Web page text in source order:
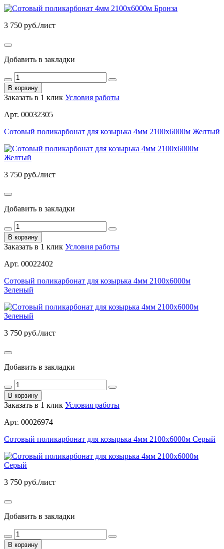
3 750 руб./лист
Добавить в закладки
В корзину
Заказать в 1 клик Условия работы
Арт. 00032305
Сотовый поликарбонат для козырька 4мм 2100х6000м Желтый
3 750 руб./лист
Добавить в закладки
В корзину
Заказать в 1 клик Условия работы
Арт. 00022402
Сотовый поликарбонат для козырька 4мм 2100х6000м
Зеленый
3 750 руб./лист
Добавить в закладки
В корзину
Заказать в 1 клик Условия работы
Арт. 00026974
Сотовый поликарбонат для козырька 4мм 2100х6000м Серый
3 750 руб./лист
Добавить в закладки
В корзину